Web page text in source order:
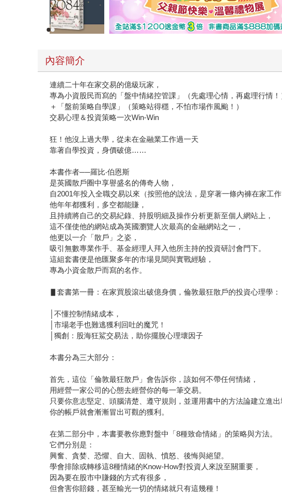
內容簡介
連續二十年在家交易的億級玩家，
專為小資股民而寫的「盤中情緒控管課」（先處理心情，再處理行情！
＋「盤前策略自學課」（策略站得穩，不怕市場作風颱！）
交易心理＆投資策略一次Win-Win
狂！他沒上過大學，從未在金融業工作過一天
靠著自學投資，身價破億……
本書作者──羅比‧伯恩斯
是英國散戶圈中享譽盛名的傳奇人物，
自2001年投入全職交易以來（按照他的說法，是穿著一條內褲在家工作
他年年都獲利，多空都能賺，
且持續將自己的交易紀錄、持股明細及操作分析更新至個人網站上，
這不僅使他的網站成為英國瀏覽人次最高的金融網站之一，
他更以一介「散戶」之姿，
吸引無數專業作手、基金經理人拜入他所主持的投資研討會門下。
這組套書便是他匯聚多年的市場見聞與實戰經驗，
專為小資金散戶而寫的名作。
▋套書第一冊：在家買股滾出破億身價，倫敦最狂散戶的投資心理學
│不懂控制情緒成本，
│市場老手也難逃獲利回吐的魔咒！
│獨創：股海狂鯊交易法，助你擺脫心理壞因子
本書分為三大部分：
首先，這位「倫敦最狂散戶」會告訴你，該如何不帶任何情緒，
用經營一家公司的心態去經營你的每一筆交易。
只要你意志堅定、頭腦清楚、遵守規則，並運用書中的方法論建立進出
你的帳戶就會漸漸冒出可觀的獲利。
在第二部分中，本書要教你應對盤中「8種致命情緒」的策略與方法。
它們分別是：
興奮、貪婪、恐懼、自大、固執、憤怒、後悔與絕望。
學會排除或轉移這8種情緒的Know-How對投資人來說至關重要，
因為要在股市中賺錢的方式有很多，
但會害你賠錢，甚至輸光一切的情緒就只有這幾種！